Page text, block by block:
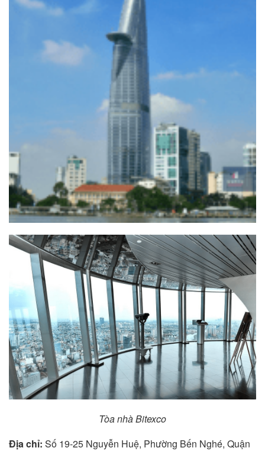
Tòa nhà Bitexco
Địa chỉ: Số 19-25 Nguyễn Huệ, Phường Bến Nghé, Quận